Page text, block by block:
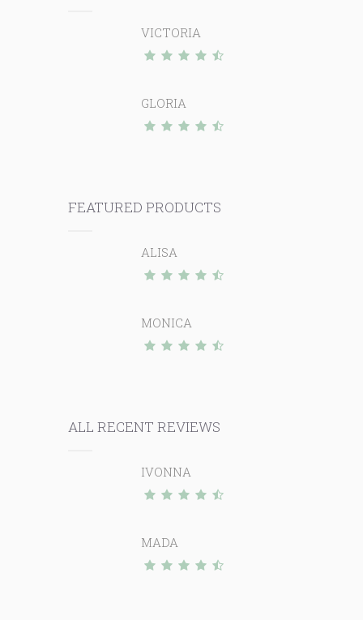
VICTORIA
GLORIA
FEATURED PRODUCTS
ALISA
MONICA
ALL RECENT REVIEWS
IVONNA
MADA